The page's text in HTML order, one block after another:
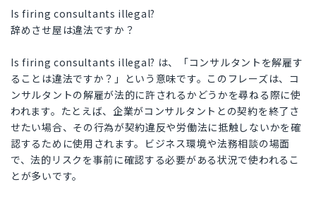
Is firing consultants illegal?
辞めさせ屋は違法ですか？
Is firing consultants illegal? は、「コンサルタントを解雇す
ることは違法ですか？」という意味です。このフレーズは、コ
ンサルタントの解雇が法的に許されるかどうかを尋ねる際に使
われます。たとえば、企業がコンサルタントとの契約を終了さ
せたい場合、その行為が契約違反や労働法に抵触しないかを確
認するために使用されます。ビジネス環境や法務相談の場面
で、法的リスクを事前に確認する必要がある状況で使われるこ
とが多いです。